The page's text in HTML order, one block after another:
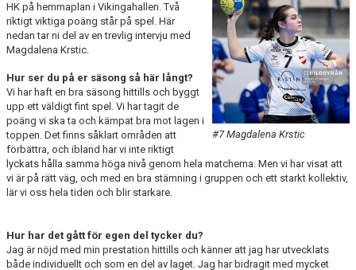
KALENDER
KONTAKT LAG
DOMARE/FUNKTIONÄRER
DOKUMENT
LÄNKAR
KORTPLANSSPELEN
#7 Magdalena Krstic
HK på hemmaplan i Vikingahallen. Två
riktigt viktiga poäng står på spel. Här
nedan tar ni del av en trevlig intervju med
Magdalena Krstic.
Hur ser du på er säsong så här långt?
Vi har haft en bra säsong hittills och byggt
upp ett väldigt fint spel. Vi har tagit de
poäng vi ska ta och kämpat bra mot lagen i
toppen. Det finns såklart områden att
förbättra, och ibland har vi inte riktigt
lyckats hålla samma höga nivå genom hela matcherna. Men vi har visat att
vi är på rätt väg, och med en bra stämning i gruppen och ett starkt kollektiv,
lär vi oss hela tiden och blir starkare.
Hur har det gått för egen del tycker du?
Jag är nöjd med min prestation hittills och känner att jag har utvecklats
både individuellt och som en del av laget. Jag har bidragit med mycket